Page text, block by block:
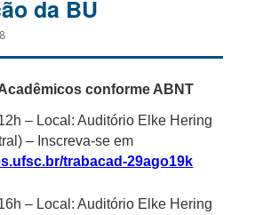
da BU
conforme ABNT
– Local: Auditório Elke Hering
– Inscreva-se em
trabacad-29ago19k
– Local: Auditório Elke Hering